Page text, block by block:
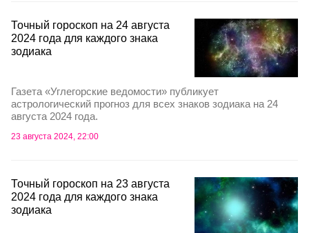
Точный гороскоп на 24 августа
2024 года для каждого знака
зодиака
Газета «Углегорские ведомости» публикует
астрологический прогноз для всех знаков зодиака на 24
августа 2024 года.
23 августа 2024, 22:00
Точный гороскоп на 23 августа
2024 года для каждого знака
зодиака